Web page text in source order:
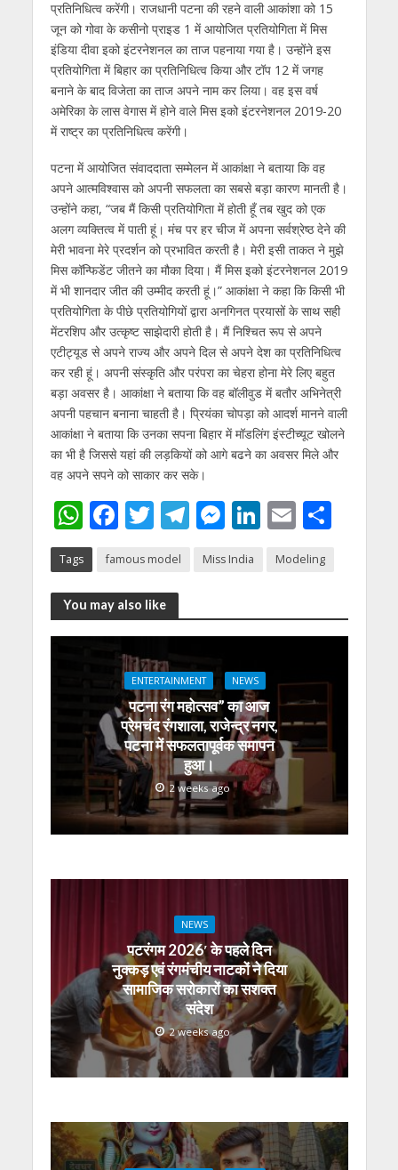
p
p
o
k
m g
er
n
प्रतिनिधित्व करेंगी। राजधानी पटना की रहने वाली आकांशा को 15
जून को गोवा के कसीनो प्राइड 1 में आयोजित प्रतियोगिता में मिस
इंडिया दीवा इको इंटरनेशनल का ताज पहनाया गया है। उन्होंने इस
प्रतियोगिता में बिहार का प्रतिनिधित्व किया और टॉप 12 में जगह
बनाने के बाद विजेता का ताज अपने नाम कर लिया। वह इस वर्ष
अमेरिका के लास वेगास में होने वाले मिस इको इंटरनेशनल 2019-20
में राष्ट्र का प्रतिनिधित्व करेंगी।
पटना में आयोजित संवाददाता सम्मेलन में आकांक्षा ने बताया कि वह
अपने आत्मविश्वास को अपनी सफलता का सबसे बड़ा कारण मानती है।
उन्होंने कहा, “जब मैं किसी प्रतियोगिता में होती हूँ तब खुद को एक
अलग व्यक्तित्व में पाती हूं। मंच पर हर चीज में अपना सर्वश्रेष्ठ देने की
मेरी भावना मेरे प्रदर्शन को प्रभावित करती है। मेरी इसी ताकत ने मुझे
मिस कॉन्फिडेंट जीतने का मौका दिया। मैं मिस इको इंटरनेशनल 2019
में भी शानदार जीत की उम्मीद करती हूं।” आकांक्षा ने कहा कि किसी भी
प्रतियोगिता के पीछे प्रतियोगियों द्वारा अनगिनत प्रयासों के साथ सही
मेंटरशिप और उत्कृष्ट साझेदारी होती है। मैं निश्चित रूप से अपने
एटीट्यूड से अपने राज्य और अपने दिल से अपने देश का प्रतिनिधित्व
कर रही हूं। अपनी संस्कृति और परंपरा का चेहरा होना मेरे लिए बहुत
बड़ा अवसर है। आकांक्षा ने बताया कि वह बॉलीवुड में बतौर अभिनेत्री
अपनी पहचान बनाना चाहती है। प्रियंका चोपड़ा को आदर्श मानने वाली
आकांक्षा ने बताया कि उनका सपना बिहार में मॉडलिंग इंस्टीच्यूट खोलने
का भी है जिससे यहां की लड़कियों को आगे बढने का अवसर मिले और
वह अपने सपने को साकार कर सके।
W
h
at
s
A
F
e
b
o
o
k
T
itt
er
T
e
a
M
ss
n
er
Li
dI
E
ai
S
Tags famous model Miss India Modeling
You may also like
ENTERTAINMENT NEWS
पटना रंग महोत्सव” का आज
प्रेमचंद रंगशाला, राजेन्द्र नगर,
पटना में सफलतापूर्वक समापन
हुआ।
2 weeks ago
NEWS
पटरंगम 2026′ के पहले दिन
नुक्कड़ एवं रंगमंचीय नाटकों ने दिया
सामाजिक सरोकारों का सशक्त
संदेश
2 weeks ago